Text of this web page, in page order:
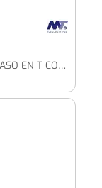
5320919 VÁLVULA ESFERA TRES VÍAS PASO EN T CON PLETINA ISO Y ACTUADOR ELÉCTRICO BAJO VOLTAJE